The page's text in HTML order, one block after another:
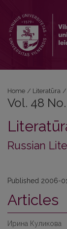
Home / Literatūra /
Vol. 48
Russian
Published 2006-
Articles
Ирина Куликова